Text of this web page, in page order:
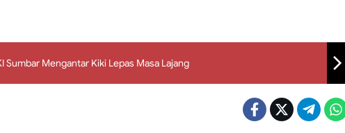
Sumbar Mengantar Kiki Lepas Masa Lajang